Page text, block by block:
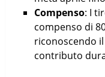
Compenso: I
compenso di
riconoscendo
contributo